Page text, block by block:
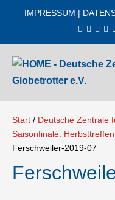
IMPRESSUM |
Start / Deutsche Zentrale
Saisonfinale:
Ferschweiler-2019-07